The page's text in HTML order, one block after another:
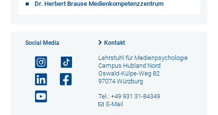
Dr. Herbert Brause Medienkompetenzzentrum
Social Media Kontakt
Lehrstuhl für Medienpsychologie
Campus Hubland Nord
Oswald-Külpe-Weg 82
97074 Würzburg
Tel.: +49 931 31-84349
E-Mail